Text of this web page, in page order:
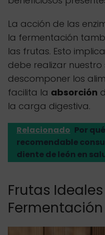
La acción de las
la fermentación
las frutas. Esto
debe realizar
descomponer los
facilita la absorción
la carga digestiva.
Relacionado Por
recomendable
diente de león en
Frutas